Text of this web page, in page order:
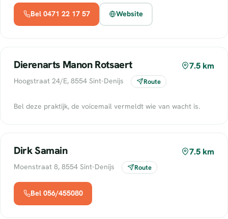
Bel 0471 22 17 57 Website
Dierenarts Manon Rotsaert 7.5 km
Hoogstraat 24/E, 8554 Sint-Denijs Route
Bel deze praktijk, de voicemail vermeldt wie van wacht is.
Dirk Samain 7.5 km
Moenstraat 8, 8554 Sint-Denijs Route
Bel 056/455080